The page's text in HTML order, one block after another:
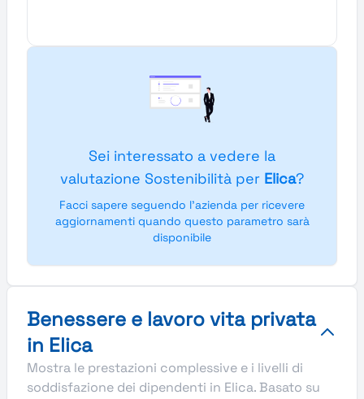
Sei interessato a vedere la
valutazione Sostenibilità per Elica?
Facci sapere seguendo l'azienda per ricevere
aggiornamenti quando questo parametro sarà
disponibile
Benessere e lavoro vita privata
in Elica
Mostra le prestazioni complessive e i livelli di
soddisfazione dei dipendenti in Elica. Basato su